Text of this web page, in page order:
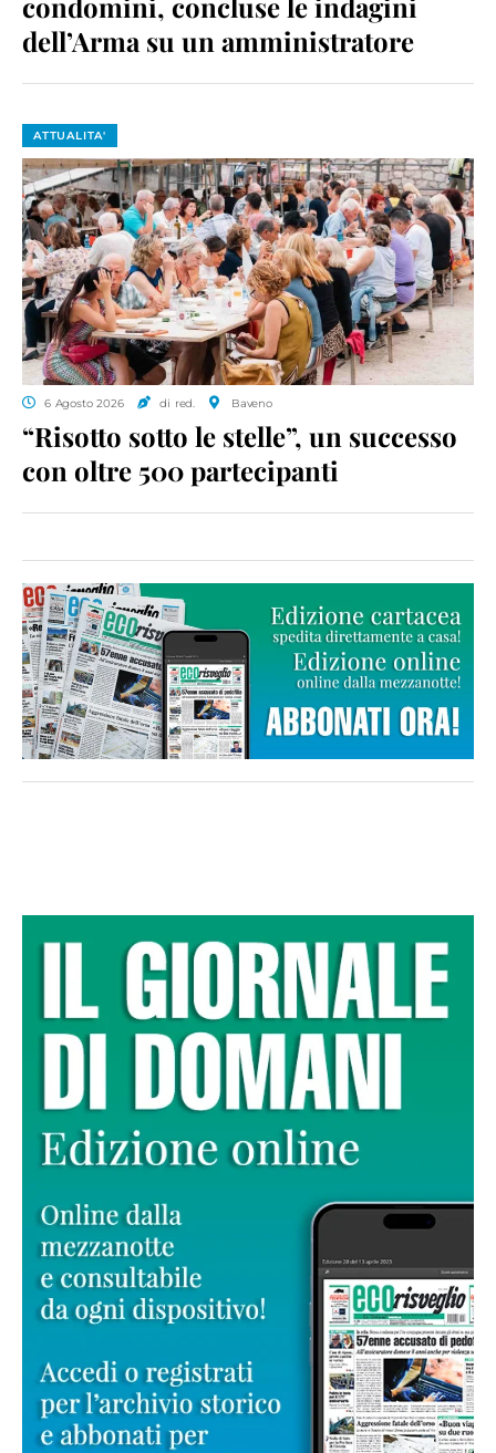
dell’Arma su un amministratore
ATTUALITA'
6 Agosto 2026 di red. Baveno
“Risotto sotto le stelle”, un successo
con oltre 500 partecipanti